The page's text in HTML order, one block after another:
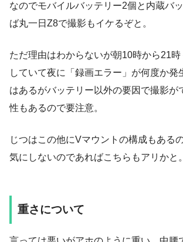
なのでモバイルバッテリー2個と内蔵バ
ば丸一日Z8で撮影もイケるぞと。
ただ理由はわからないが朝10時から21
していて夜に「録画エラー」が何度か発
はあるがバッテリー以外の要因で撮影が
性もあるので要注意。
じつはこの他にVマウントの構成もある
気にしないのであればこちらもアリかと。
重さについて